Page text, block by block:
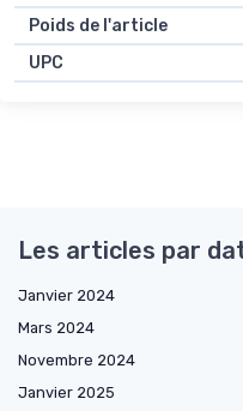
Poids de l'article
UPC
Les articles par
Janvier 2024
Mars 2024
Novembre 2024
Janvier 2025